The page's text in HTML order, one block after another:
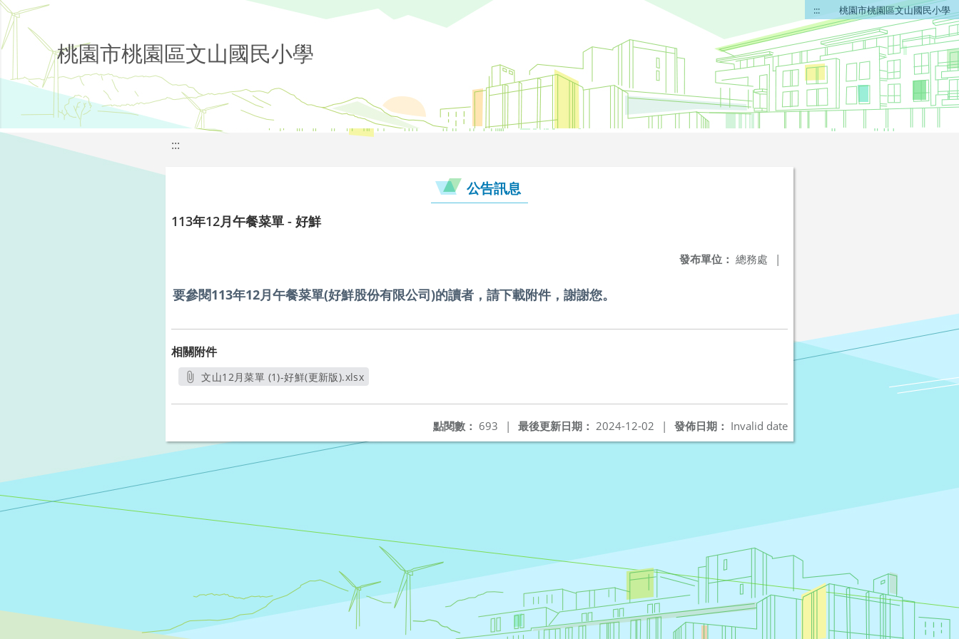
::: 桃園市桃園區文山國民小學
桃園市桃園區文山國民小學
:::
公告訊息
113年12月午餐菜單 - 好鮮
發布單位： 總務處 |
要參閱113年12月午餐菜單(好鮮股份有限公司)的讀者，請下載附件，謝謝您。
相關附件
文山12月菜單 (1)-好鮮(更新版).xlsx
發佈日期： Invalid date
最後更新日期： 2024-12-02 |
點閱數： 693 |